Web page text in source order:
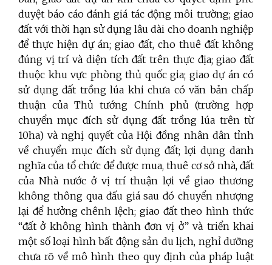
duyệt báo cáo đánh giá tác động môi trường; giao
đất với thời hạn sử dụng lâu dài cho doanh nghiệp
để thực hiện dự án; giao đất, cho thuê đất không
đúng vị trí và diện tích đất trên thực địa; giao đất
thuộc khu vực phòng thủ quốc gia; giao dự án có
sử dụng đất trồng lúa khi chưa có văn bản chấp
thuận của Thủ tướng Chính phủ (trường hợp
chuyển mục đích sử dụng đất trồng lúa trên từ
10ha) và nghị quyết của Hội đồng nhân dân tỉnh
về chuyển mục đích sử dụng đất; lợi dụng danh
nghĩa của tổ chức để được mua, thuê cơ sở nhà, đất
của Nhà nước ở vị trí thuận lợi về giao thương
không thông qua đấu giá sau đó chuyển nhượng
lại để hưởng chênh lệch; giao đất theo hình thức
“đất ở không hình thành đơn vị ở” và triển khai
một số loại hình bất động sản du lịch, nghỉ dưỡng
chưa rõ về mô hình theo quy định của pháp luật